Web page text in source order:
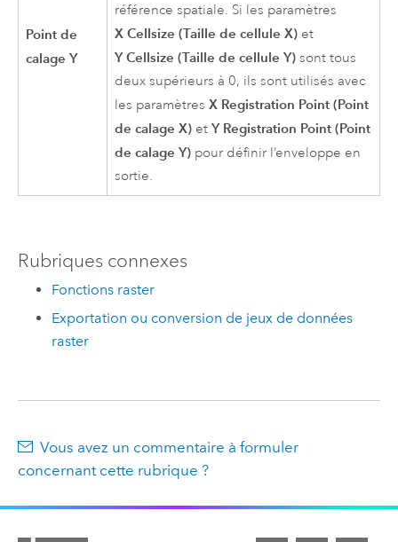
Point de
calage Y
référence spatiale. Si les paramètres
X Cellsize (Taille de cellule X) et
Y Cellsize (Taille de cellule Y) sont tous
deux supérieurs à 0, ils sont utilisés avec
les paramètresX Registration Point (Point
de calage X) etY Registration Point (Point
de calage Y) pour définir l’enveloppe en
sortie.
Rubriques connexes
Fonctions raster
Exportation ou conversion de jeux de données
raster
Vous avez un commentaire à formuler
concernant cette rubrique ?